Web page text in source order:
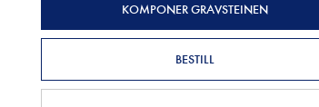
KOMPONER GRAVSTEINEN
BESTILL